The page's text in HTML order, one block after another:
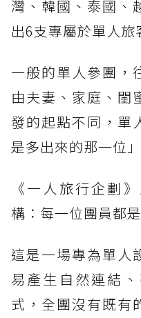
灣、韓國、泰國、
出6支專屬於單人旅
一般的單人參團，
由夫妻、家庭、閨
發的起點不同，單
是多出來的那一位
《一人旅行企劃
構：每一位團員都
這是一場專為單人
易產生自然連結
式，全團沒有既有